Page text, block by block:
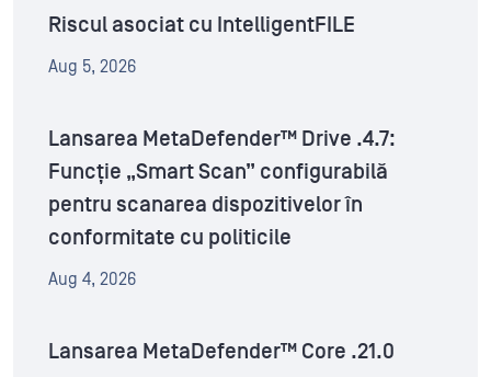
Riscul asociat cu IntelligentFILE
Aug 5, 2026
Lansarea MetaDefender™ Drive .4.7:
Funcție „Smart Scan” configurabilă
pentru scanarea dispozitivelor în
conformitate cu politicile
Aug 4, 2026
Lansarea MetaDefender™ Core .21.0